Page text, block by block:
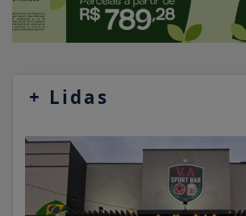
+ Lidas